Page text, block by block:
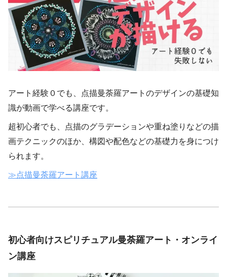
アート経験０でも、点描曼荼羅アートのデザインの基礎知
識が動画で学べる講座です。
超初心者でも、点描のグラデーションや重ね塗りなどの描
画テクニックのほか、構図や配色などの基礎力を身につけ
られます。
≫点描曼荼羅アート講座
初心者向けスピリチュアル曼荼羅アート・オンライ
ン講座